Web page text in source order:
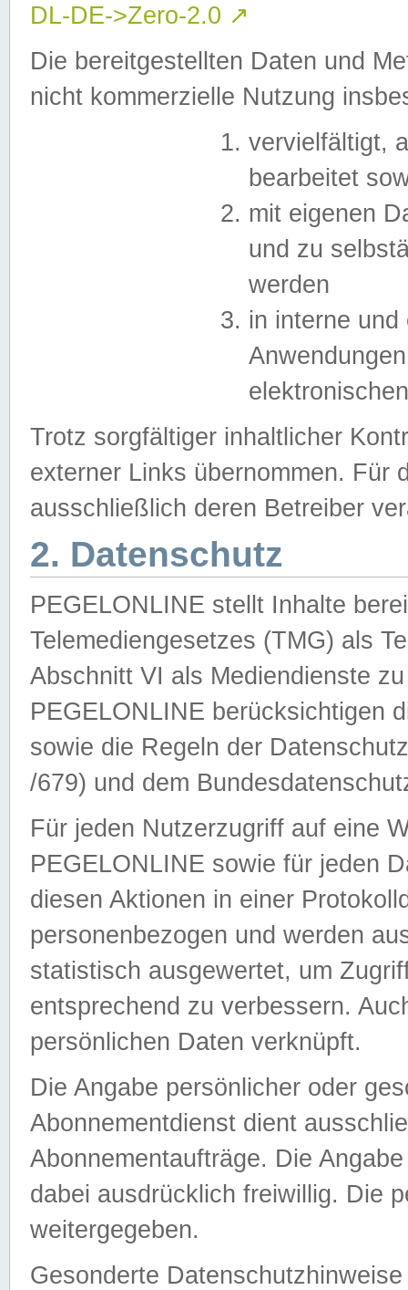
DL-DE->Zero-2.0 ↗
Die bereitgestellten Daten und
nicht kommerzielle Nutzung
vervielfältigt,
bearbeitet
mit eigenen
und zu
werden
in interne
Trotz sorgfältiger inhaltlicher
externer Links übernommen. Für
ausschließlich deren Betreiber
2. Datenschutz
PEGELONLINE stellt Inhalte
Telemediengesetzes (TMG) als
Abschnitt VI als Mediendienste
PEGELONLINE berücksichtigen
sowie die Regeln der
/679) und dem
Für jeden Nutzerzugriff auf eine
PEGELONLINE sowie für jeden
diesen Aktionen in einer
personenbezogen und werden
statistisch ausgewertet, um
entsprechend zu verbessern.
persönlichen Daten verknüpft.
Die Angabe persönlicher oder
Abonnementdienst dient
Abonnementaufträge. Die
dabei ausdrücklich freiwillig. Die
weitergegeben.
Gesonderte